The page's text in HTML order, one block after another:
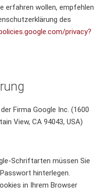
erfahren wollen, empfehlen
des
privacy?
Firma Google Inc. (1600
View, CA 94043, USA)
Schriftarten müssen Sie
hinterlegen.
in Ihrem Browser